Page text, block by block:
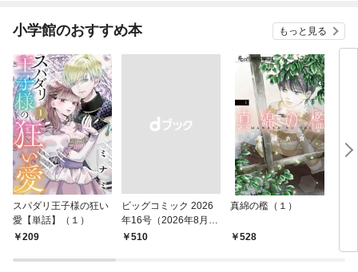
小学館のおすすめ本 もっと見る
スパダリ王子様の狂い
愛【単話】（１）
209
ビッグコミック 2026
年16号（2026年8月7
日発売）
￥510
真綿の檻（１）
528